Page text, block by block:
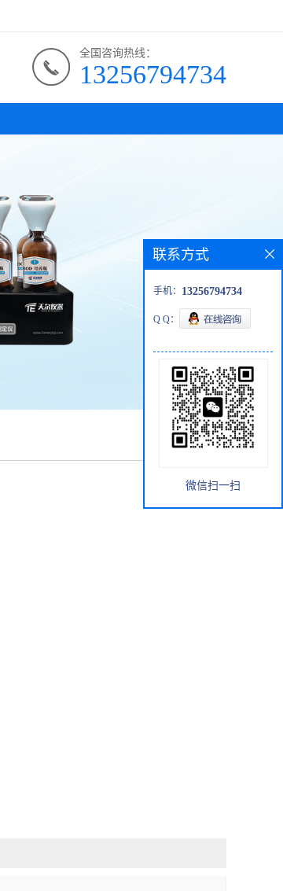
全国咨询热线：
13256794734
联系方式
手机： 13256794734
Q Q：
微信扫一扫